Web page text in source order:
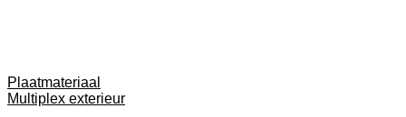
Plaatmateriaal
Multiplex exterieur